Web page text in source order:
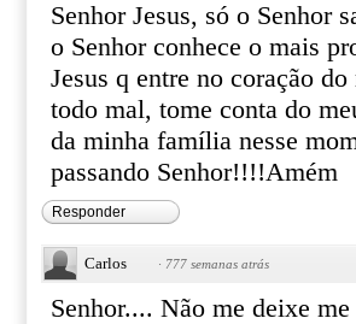
Senhor Jesus, só o Senhor
o Senhor conhece o mais
Jesus q entre no coração
todo mal, tome conta do
da minha família nesse
passando Senhor!!!!Amém
Responder
Carlos · 777 semanas atrás
Senhor.... Não me deixe